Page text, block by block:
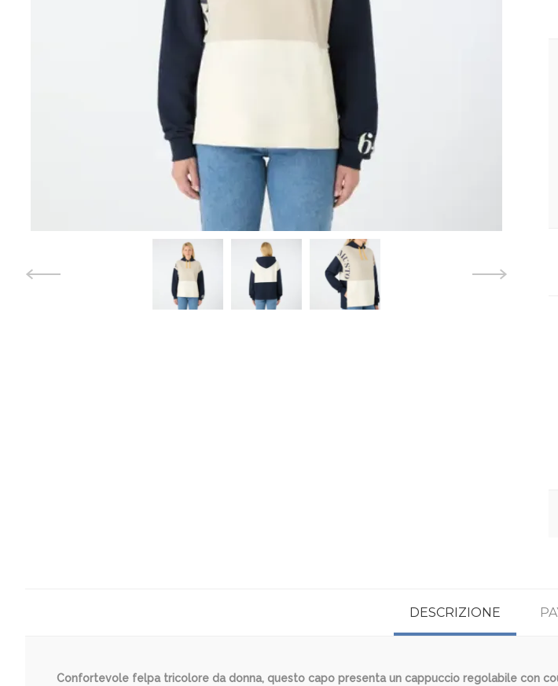
DESCRIZIONE
Confortevole felpa tricolore da donna, questo capo presenta un cappuccio regolabile con